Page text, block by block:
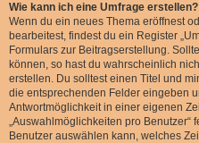
Wie kann ich eine Umfrage erstellen?
Wenn du ein neues Thema eröffnest
bearbeitest, findest du ein Register
Formulars zur Beitragserstellung.
können, so hast du wahrscheinlich
erstellen. Du solltest einen Titel und
die entsprechenden Felder eingeben
Antwortmöglichkeit in einer eigenen
„Auswahlmöglichkeiten pro Benutzer“
Benutzer auswählen kann, welches